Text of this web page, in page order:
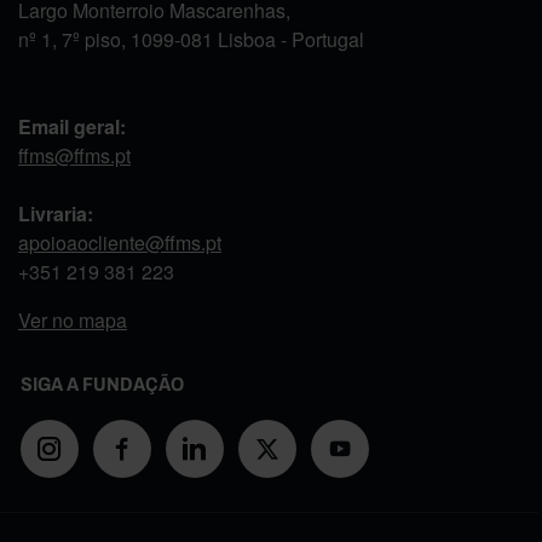
Largo Monterroio Mascarenhas,
nº 1, 7º piso, 1099-081 Lisboa - Portugal
Email geral:
ffms@ffms.pt
Livraria:
apoioaocliente@ffms.pt
+351 219 381 223
Ver no mapa
SIGA A FUNDAÇÃO